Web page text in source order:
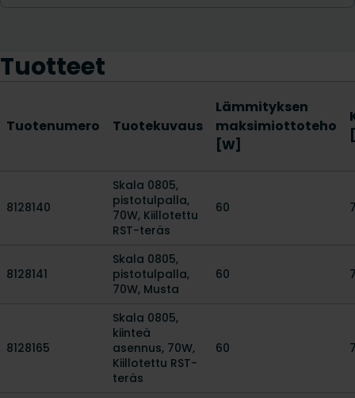
Tuotteet
Tuotenumero Tuotekuvaus
Lämmityksen
maksimiottoteho
[W]
8128140
Skala 0805,
pistotulpalla,
70W, Kiillotettu
RST-teräs
60
8128141
Skala 0805,
pistotulpalla,
70W, Musta
60
8128165
Skala 0805,
kiinteä
asennus, 70W,
Kiillotettu RST-
teräs
60